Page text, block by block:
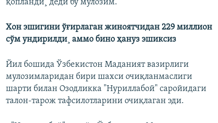
қопланди¸ деди бу мулозим.
Хон эшигини ўғирлаган жиноятчидан 229 миллион
сўм ундирилди¸ аммо бино ҳануз эшиксиз
Йил бошида Ўзбекистон Маданият вазирлиги
мулозимларидан бири шахси очиқланмаслиги
шарти билан Озодликка "Нуриллабой" саройидаги
талон-тарож тафсилотларини очиқлаган эди.